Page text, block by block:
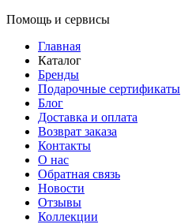
Помощь и сервисы
Главная
Каталог
Бренды
Подарочные сертификаты
Блог
Доставка и оплата
Возврат заказа
Контакты
О нас
Обратная связь
Новости
Отзывы
Коллекции